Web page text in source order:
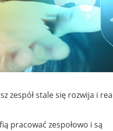
zespół stale się rozwija i
pracować zespołowo i są